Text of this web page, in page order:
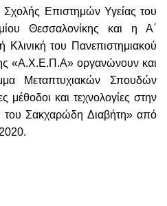
Σχολής Επιστημών Υγείας του
Θεσσαλονίκης και η Α΄
Κλινική του Πανεπιστημιακού
«Α.Χ.Ε.Π.Α» οργανώνουν και
Μεταπτυχιακών Σπουδών
μέθοδοι και τεχνολογίες στην
του Σακχαρώδη Διαβήτη» από